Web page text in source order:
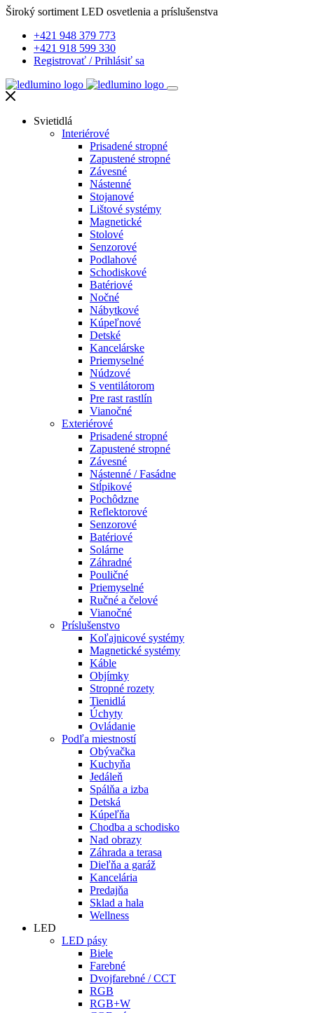
Široký sortiment LED osvetlenia a príslušenstva
+421 948 379 773
+421 918 599 330
Registrovať /Prihlásiť sa
Svietidlá
Interiérové
Prisadené stropné
Zapustené stropné
Závesné
Nástenné
Stojanové
Lištové systémy
Magnetické
Stolové
Senzorové
Podlahové
Schodiskové
Batériové
Nočné
Nábytkové
Kúpeľnové
Detské
Kancelárske
Priemyselné
Núdzové
S ventilátorom
Pre rast rastlín
Vianočné
Exteriérové
Prisadené stropné
Zapustené stropné
Závesné
Nástenné / Fasádne
Stĺpikové
Pochôdzne
Reflektorové
Senzorové
Batériové
Solárne
Záhradné
Pouličné
Priemyselné
Ručné a čelové
Vianočné
Príslušenstvo
Koľajnicové systémy
Magnetické systémy
Káble
Objímky
Stropné rozety
Tienidlá
Úchyty
Ovládanie
Podľa miestností
Obývačka
Kuchyňa
Jedáleň
Spálňa a izba
Detská
Kúpeľňa
Chodba a schodisko
Nad obrazy
Záhrada a terasa
Dieľňa a garáž
Kancelária
Predajňa
Sklad a hala
Wellness
LED
LED pásy
Biele
Farebné
Dvojfarebné / CCT
RGB
RGB+W